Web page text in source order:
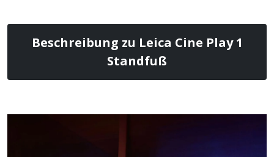
Beschreibung zu Leica Cine Play 1
Standfuß